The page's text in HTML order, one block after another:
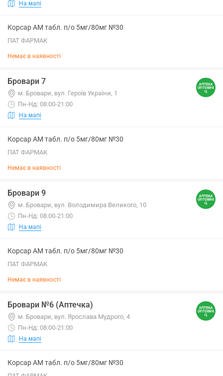
На мапі
Корсар АМ табл. п/о 5мг/80мг №30
ПАТ ФАРМАК
Немає в наявності
Бровари 7
м. Бровари, вул. Героїв України, 1
Пн-Нд: 08:00-21:00
На мапі
Корсар АМ табл. п/о 5мг/80мг №30
ПАТ ФАРМАК
Немає в наявності
Бровари 9
м. Бровари, вул. Володимира Великого, 10
Пн-Нд: 08:00-21:00
На мапі
Корсар АМ табл. п/о 5мг/80мг №30
ПАТ ФАРМАК
Немає в наявності
Бровари №6 (Аптечка)
м. Бровари, вул. Ярослава Мудрого, 4
Пн-Нд: 08:00-21:00
На мапі
Корсар АМ табл. п/о 5мг/80мг №30